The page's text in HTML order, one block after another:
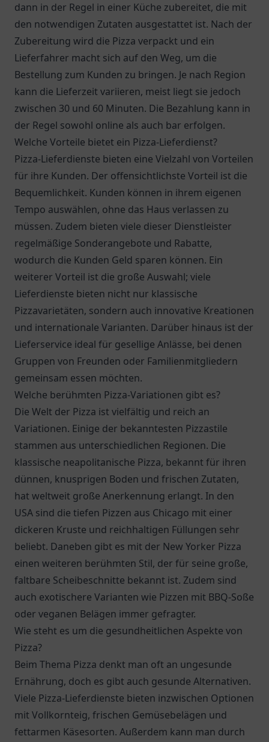
dann in der Regel in einer Küche zubereitet, die mit
den notwendigen Zutaten ausgestattet ist. Nach der
Zubereitung wird die Pizza verpackt und ein
Lieferfahrer macht sich auf den Weg, um die
Bestellung zum Kunden zu bringen. Je nach Region
kann die Lieferzeit variieren, meist liegt sie jedoch
zwischen 30 und 60 Minuten. Die Bezahlung kann in
der Regel sowohl online als auch bar erfolgen.
Welche Vorteile bietet ein Pizza-Lieferdienst?
Pizza-Lieferdienste bieten eine Vielzahl von Vorteilen
für ihre Kunden. Der offensichtlichste Vorteil ist die
Bequemlichkeit. Kunden können in ihrem eigenen
Tempo auswählen, ohne das Haus verlassen zu
müssen. Zudem bieten viele dieser Dienstleister
regelmäßige Sonderangebote und Rabatte,
wodurch die Kunden Geld sparen können. Ein
weiterer Vorteil ist die große Auswahl; viele
Lieferdienste bieten nicht nur klassische
Pizzavarietäten, sondern auch innovative Kreationen
und internationale Varianten. Darüber hinaus ist der
Lieferservice ideal für gesellige Anlässe, bei denen
Gruppen von Freunden oder Familienmitgliedern
gemeinsam essen möchten.
Welche berühmten Pizza-Variationen gibt es?
Die Welt der Pizza ist vielfältig und reich an
Variationen. Einige der bekanntesten Pizzastile
stammen aus unterschiedlichen Regionen. Die
klassische neapolitanische Pizza, bekannt für ihren
dünnen, knusprigen Boden und frischen Zutaten,
hat weltweit große Anerkennung erlangt. In den
USA sind die tiefen Pizzen aus Chicago mit einer
dickeren Kruste und reichhaltigen Füllungen sehr
beliebt. Daneben gibt es mit der New Yorker Pizza
einen weiteren berühmten Stil, der für seine große,
faltbare Scheibeschnitte bekannt ist. Zudem sind
auch exotischere Varianten wie Pizzen mit BBQ-Soße
oder veganen Belägen immer gefragter.
Wie steht es um die gesundheitlichen Aspekte von
Pizza?
Beim Thema Pizza denkt man oft an ungesunde
Ernährung, doch es gibt auch gesunde Alternativen.
Viele Pizza-Lieferdienste bieten inzwischen Optionen
mit Vollkornteig, frischen Gemüsebelägen und
fettarmen Käsesorten. Außerdem kann man durch